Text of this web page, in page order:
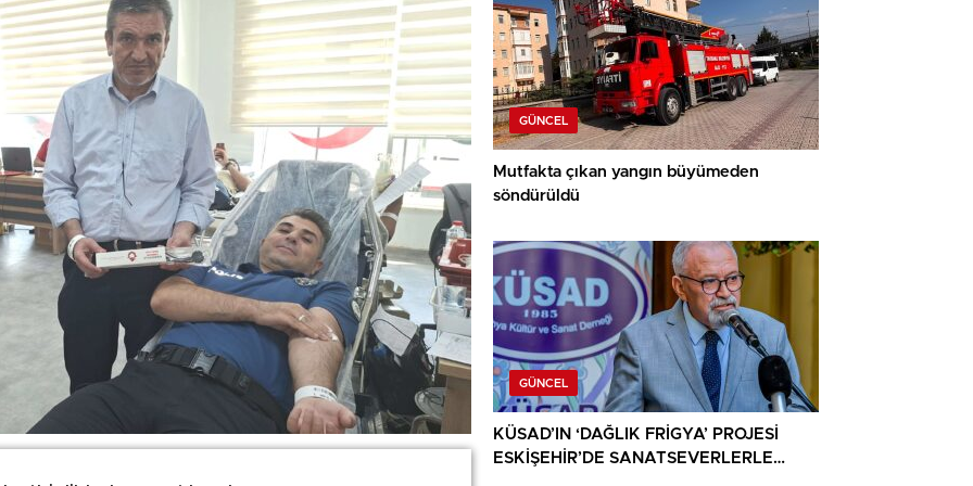
GÜNCEL
Mutfakta çıkan yangın büyümeden
söndürüldü
GÜNCEL
KÜSAD’IN ‘DAĞLIK FRİGYA’ PROJESİ
ESKİŞEHİR’DE SANATSEVERLERLE